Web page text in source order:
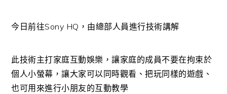
今日前往Sony HQ，由總部人員進行技術講解
此技術主打家庭互動娛樂，讓家庭的成員不要在拘束於
個人小螢幕，讓大家可以同時觀看、把玩同樣的遊戲、
也可用來進行小朋友的互動教學